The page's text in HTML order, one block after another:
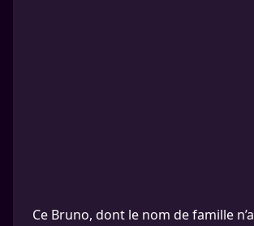
Ce Bruno, dont le nom de famille